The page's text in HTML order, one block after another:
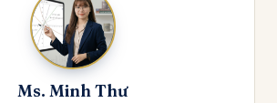
Ms. Minh Thư